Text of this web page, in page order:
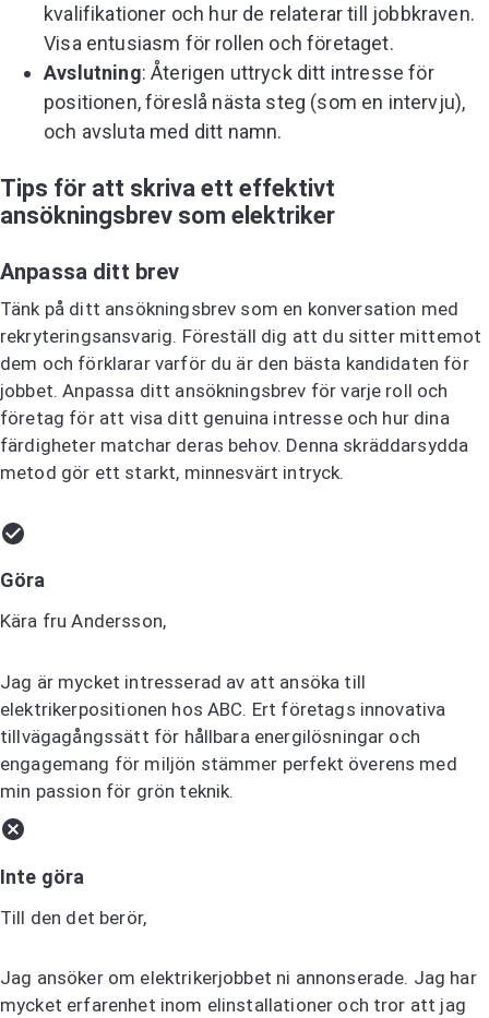
kvalifikationer och hur de relaterar till jobbkraven.
Visa entusiasm för rollen och företaget.
Avslutning: Återigen uttryck ditt intresse för
positionen, föreslå nästa steg (som en intervju),
och avsluta med ditt namn.
Tips för att skriva ett effektivt
ansökningsbrev som elektriker
Anpassa ditt brev
Tänk på ditt ansökningsbrev som en konversation med
rekryteringsansvarig. Föreställ dig att du sitter mittemot
dem och förklarar varför du är den bästa kandidaten för
jobbet. Anpassa ditt ansökningsbrev för varje roll och
företag för att visa ditt genuina intresse och hur dina
färdigheter matchar deras behov. Denna skräddarsydda
metod gör ett starkt, minnesvärt intryck.
Göra
Kära fru Andersson,
Jag är mycket intresserad av att ansöka till
elektrikerpositionen hos ABC. Ert företags innovativa
tillvägagångssätt för hållbara energilösningar och
engagemang för miljön stämmer perfekt överens med
min passion för grön teknik.
Inte göra
Till den det berör,
Jag ansöker om elektrikerjobbet ni annonserade. Jag har
mycket erfarenhet inom elinstallationer och tror att jag